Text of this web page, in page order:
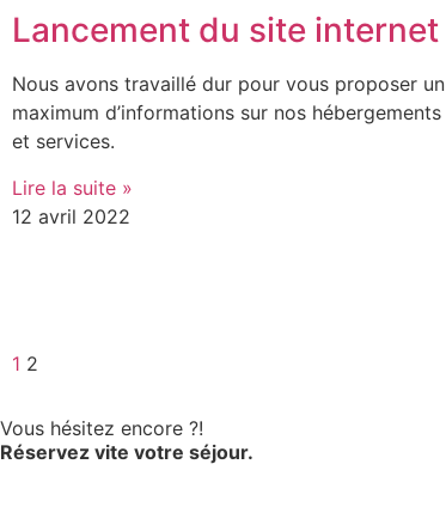
Lancement du site internet
Nous avons travaillé dur pour vous proposer un
maximum d’informations sur nos hébergements
et services.
Lire la suite »
12 avril 2022
1 2
Vous hésitez encore ?!
Réservez vite votre séjour.